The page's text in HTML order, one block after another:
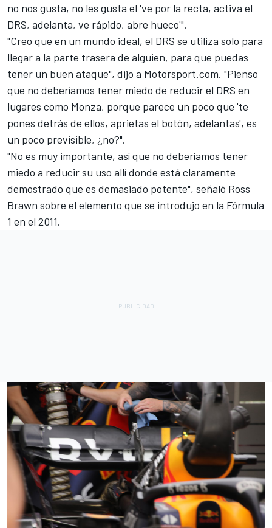
no nos gusta, no les gusta el 've por la recta, activa el
DRS, adelanta, ve rápido, abre hueco'".
"Creo que en un mundo ideal, el DRS se utiliza solo para
llegar a la parte trasera de alguien, para que puedas
tener un buen ataque", dijo a Motorsport.com. "Pienso
que no deberíamos tener miedo de reducir el DRS en
lugares como Monza, porque parece un poco que 'te
pones detrás de ellos, aprietas el botón, adelantas', es
un poco previsible, ¿no?".
"No es muy importante, así que no deberíamos tener
miedo a reducir su uso allí donde está claramente
demostrado que es demasiado potente", señaló Ross
Brawn sobre el elemento que se introdujo en la Fórmula
1 en el 2011.